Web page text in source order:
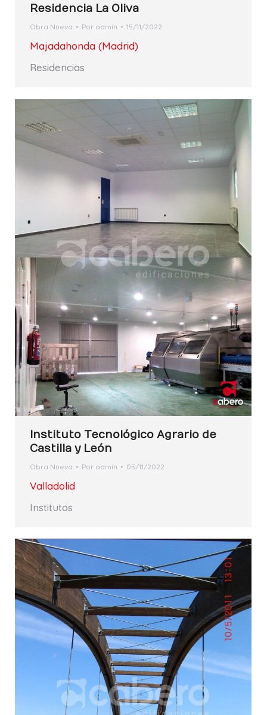
Residencia La Oliva
Obra Nueva Por admin 15/11/2022
Majadahonda (Madrid)
Residencias
Instituto Tecnológico Agrario de
Castilla y León
Obra Nueva Por admin 05/11/2022
Valladolid
Institutos